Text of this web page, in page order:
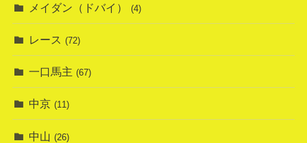
メイダン（ドバイ） (4)
レース (72)
一口馬主 (67)
中京 (11)
中山 (26)